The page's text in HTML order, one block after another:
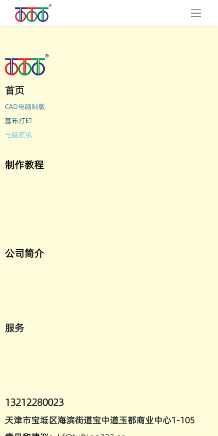
首页
CAD电脑制版
基布打印
电脑簇绒
制作教程
公司简介
服务
13212280023
天津市宝坻区海滨街道宝中道玉都商业中心1-105